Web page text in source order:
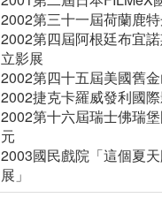
2002第三十一屆荷蘭鹿
2002第四屆阿根廷布宜
立影展
2002第四十五屆美國舊
2002捷克卡羅威發利國
2002第十六屆瑞士佛瑞
元
2003國民戲院「這個夏
展」